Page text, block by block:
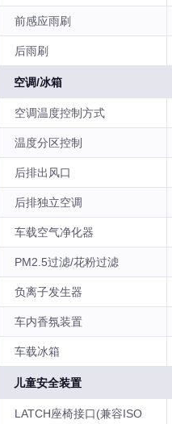
前感应雨刷
后雨刷
空调/冰箱
空调温度控制方式
温度分区控制
后排出风口
后排独立空调
车载空气净化器
PM2.5过滤/花粉过滤
负离子发生器
车内香氛装置
车载冰箱
儿童安全装置
LATCH座椅接口(兼容ISO